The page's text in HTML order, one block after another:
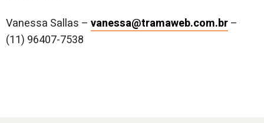
Vanessa Sallas – vanessa@tramaweb.com.br–
(11) 96407-7538